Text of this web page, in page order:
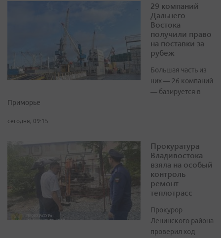
29 компаний
Дальнего
Востока
получили право
на поставки за
рубеж
Большая часть из
них — 26 компаний
— базируется в
Приморье
сегодня, 09:15
Прокуратура
Владивостока
взяла на особый
контроль
ремонт
теплотрасс
Прокурор
Ленинского района
проверил ход